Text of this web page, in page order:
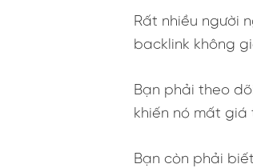
Rất nhiều người
backlink không
Bạn phải theo
khiến nó mất giá
Bạn còn phải